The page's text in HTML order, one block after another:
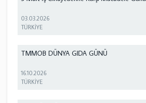
03.03.2026
TÜRKİYE
TMMOB DÜNYA GIDA GÜNÜ
16.10.2026
TÜRKİYE